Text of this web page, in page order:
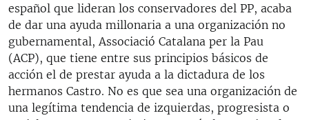
español que lideran los conservadores del PP, acaba
de dar una ayuda millonaria a una organización no
gubernamental, Associació Catalana per la Pau
(ACP), que tiene entre sus principios básicos de
acción el de prestar ayuda a la dictadura de los
hermanos Castro. No es que sea una organización de
una legítima tendencia de izquierdas, progresista o